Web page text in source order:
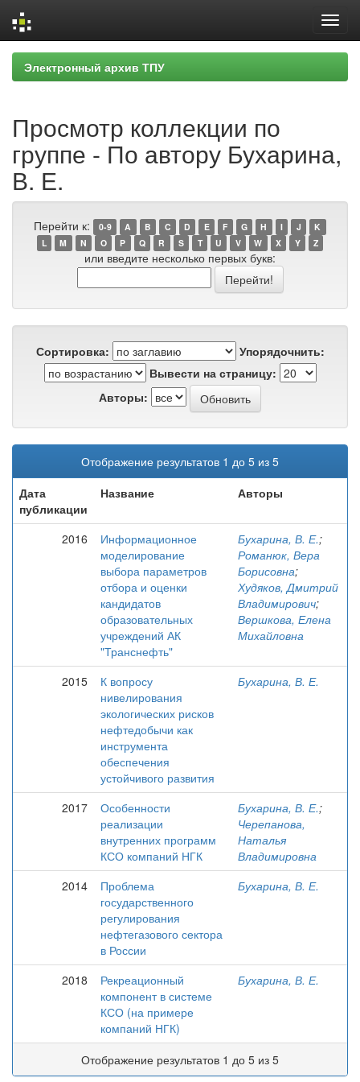
Skip
navigation
Электронный архив ТПУ
Просмотр коллекции по
группе - По автору Бухарина,
В. Е.
Перейти к: 0-9 A B C D E F G H I J
K
L
M N O P Q R S T U V W X Y Z
или введите несколько первых букв:
Сортировка:
Упорядочнить:
Вывести на страницу:
Авторы:
Отображение результатов 1 до 5 из 5
Дата
публикации
Название Авторы
2016
Информационное
моделирование
выбора параметров
отбора и оценки
кандидатов
образовательных
учреждений АК
"Транснефть"
Бухарина, В. Е.;
Романюк, Вера
Борисовна;
Худяков, Дмитрий
Владимирович;
Вершкова, Елена
Михайловна
2015
К вопросу
нивелирования
экологических рисков
нефтедобычи как
инструмента
обеспечения
устойчивого развития
Бухарина, В. Е.
2017
Особенности
реализации
внутренних программ
КСО компаний НГК
Бухарина, В. Е.;
Черепанова,
Наталья
Владимировна
2014
Проблема
государственного
регулирования
нефтегазового сектора
в России
Бухарина, В. Е.
2018
Рекреационный
компонент в системе
КСО (на примере
компаний НГК)
Бухарина, В. Е.
Отображение результатов 1 до 5 из 5